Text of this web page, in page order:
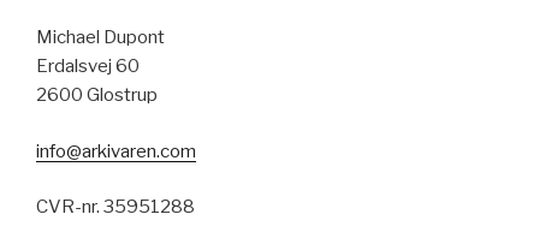
Michael Dupont
Erdalsvej 60
2600 Glostrup
info@arkivaren.com
CVR-nr. 35951288